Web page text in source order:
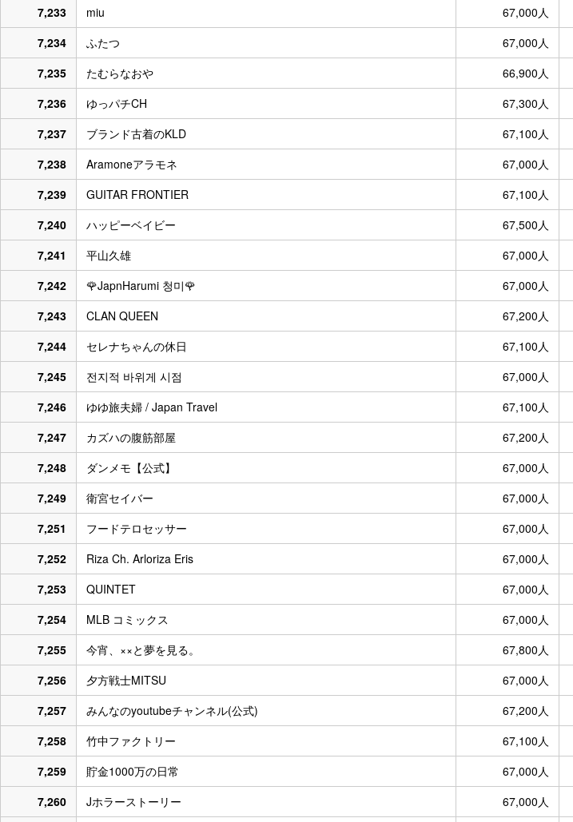
7,233
miu 67,000人
7,234
ふたつ 67,000人
7,235
たむらなおや 66,900人
7,236
ゆっパチCH 67,300人
7,237
ブランド古着のKLD 67,100人
7,238
Aramoneアラモネ 67,000人
7,239
GUITAR FRONTIER 67,100人
7,240
ハッピーベイビー 67,500人
7,241
平山久雄 67,000人
7,242
🌹JapnHarumi 청미🌹 67,000人
7,243
CLAN QUEEN 67,200人
7,244
セレナちゃんの休日 67,100人
7,245
전지적 바위게 시점 67,000人
7,246
ゆゆ旅夫婦 / Japan Travel 67,100人
7,247
カズハの腹筋部屋 67,200人
7,248
ダンメモ【公式】 67,000人
7,249
衛宮セイバー 67,000人
7,251
フードテロセッサー 67,000人
7,252
Riza Ch. Arloriza Eris 67,000人
7,253
QUINTET 67,000人
7,254
MLB コミックス 67,000人
7,255
今宵、××と夢を見る。 67,800人
7,256
夕方戦士MITSU 67,000人
7,257
みんなのyoutubeチャンネル(公式) 67,200人
7,258
竹中ファクトリー 67,100人
7,259
貯金1000万の日常 67,000人
7,260
Jホラーストーリー 67,000人